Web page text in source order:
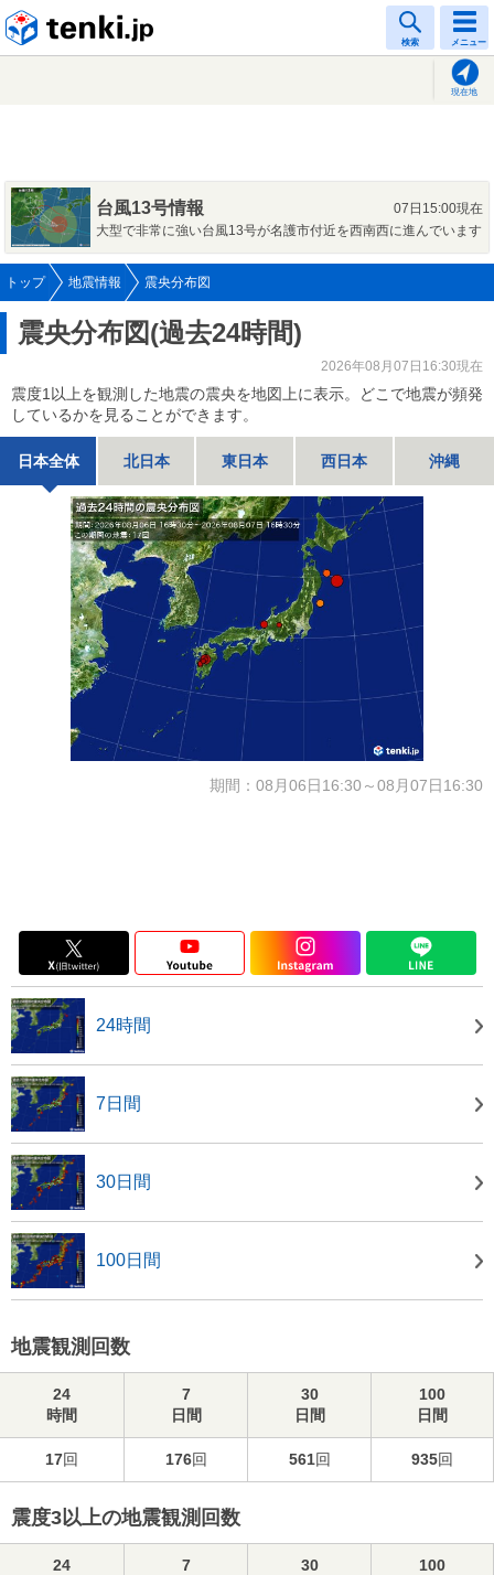
検索 メニュー
現在地
台風13号情報
07日15:00現在
大型で非常に強い台風13号が名護市付近を西南西に進んでいます
トップ 地震情報 震央分布図
震央分布図(過去24時間)
2026年08月07日16:30現在
震度1以上を観測した地震の震央を地図上に表示。どこで地震が頻発
しているかを見ることができます。
日本全体 北日本 東日本 西日本 沖縄
期間：08月06日16:30～08月07日16:30
24時間
7日間
30日間
100日間
地震観測回数
24
時間
7
日間
30
日間
100
日間
17回 176回 561回 935回
震度3以上の地震観測回数
24
7
30
100